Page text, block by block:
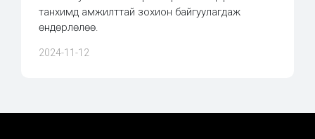
танхимд амжилттай зохион байгуулагдаж
өндөрлөлөө.
2024-11-12